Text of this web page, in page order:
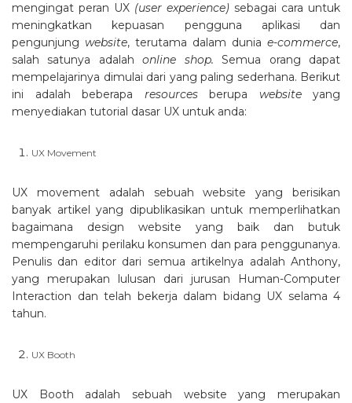
mengingat peran UX (user experience) sebagai cara untuk
meningkatkan kepuasan pengguna aplikasi dan
pengunjung website, terutama dalam dunia e-commerce,
salah satunya adalahonline shop. Semua orang dapat
mempelajarinya dimulai dari yang paling sederhana. Berikut
ini adalah beberapa resourcesberupa websiteyang
menyediakan tutorial dasar UX untuk anda:
UX Movement
UX movement adalah sebuah website yang berisikan
banyak artikel yang dipublikasikan untuk memperlihatkan
bagaimana design website yang baik dan butuk
mempengaruhi perilaku konsumen dan para penggunanya.
Penulis dan editor dari semua artikelnya adalah Anthony,
yang merupakan lulusan dari jurusan Human-Computer
Interaction dan telah bekerja dalam bidang UX selama 4
tahun.
UX Booth
UX Booth adalah sebuah website yang merupakan